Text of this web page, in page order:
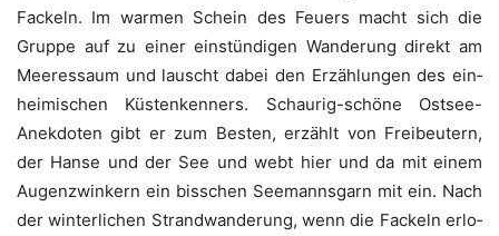
Fackeln. Im war­men Schein des Feu­ers macht sich die
Grup­pe auf zu einer ein­stün­di­gen Wan­de­rung direkt am
Mee­res­saum und lauscht dabei den Erzäh­lun­gen des ein­
hei­mi­schen Küs­ten­ken­ners. Schau­rig-schö­ne Ost­see-
Anek­do­ten gibt er zum Bes­ten, erzählt von Frei­beu­tern,
der Han­se und der See und webt hier und da mit einem
Augen­zwin­kern ein biss­chen See­manns­garn mit ein. Nach
der win­ter­li­chen Strand­wan­de­rung, wenn die Fackeln erlo­